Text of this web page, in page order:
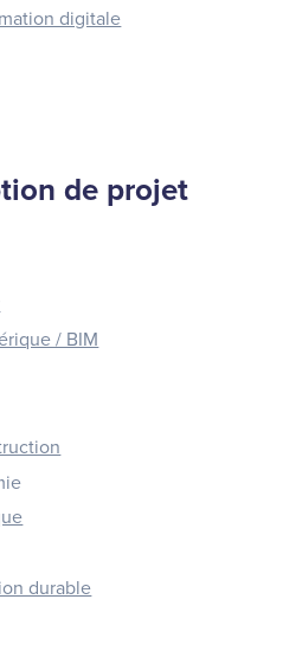
digitale
de projet
/ BIM
durable